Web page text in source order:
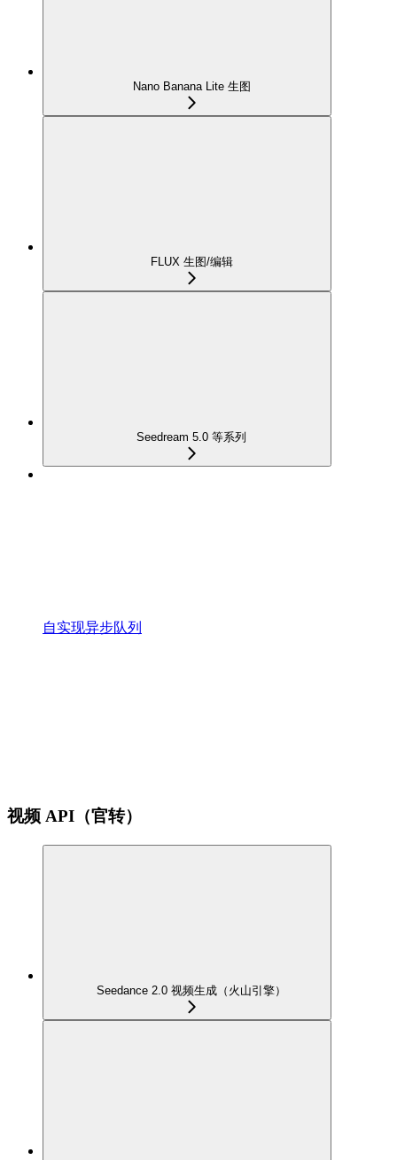
Nano Banana Lite 生图
FLUX 生图/编辑
Seedream 5.0 等系列
自实现异步队列
视频 API（官转）
Seedance 2.0 视频生成（火山引擎）